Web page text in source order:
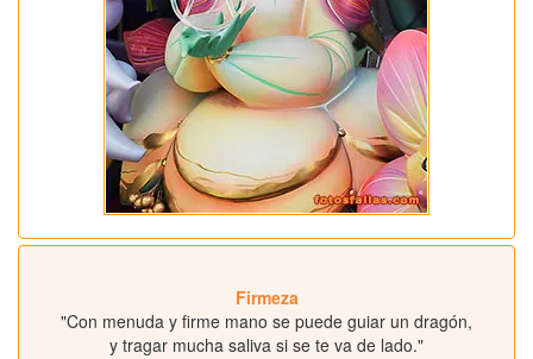
Firmeza
"Con menuda y firme mano se puede guiar un dragón,
y tragar mucha saliva si se te va de lado."